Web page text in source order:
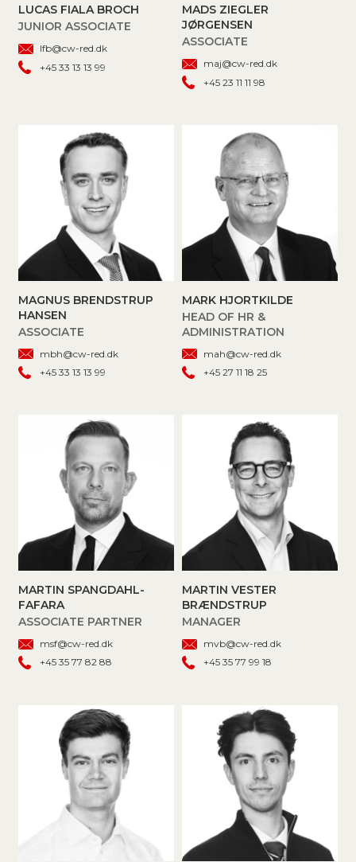
LUCAS FIALA BROCH
JUNIOR ASSOCIATE
lfb@cw-red.dk
+45 33 13 13 99
MADS ZIEGLER
JØRGENSEN
ASSOCIATE
maj@cw-red.dk
+45 23 11 11 98
MAGNUS BRENDSTRUP
HANSEN
ASSOCIATE
mbh@cw-red.dk
+45 33 13 13 99
MARK HJORTKILDE
HEAD OF HR &
ADMINISTRATION
mah@cw-red.dk
+45 27 11 18 25
MARTIN SPANGDAHL-
FAFARA
ASSOCIATE PARTNER
msf@cw-red.dk
+45 35 77 82 88
MARTIN VESTER
BRÆNDSTRUP
MANAGER
mvb@cw-red.dk
+45 35 77 99 18